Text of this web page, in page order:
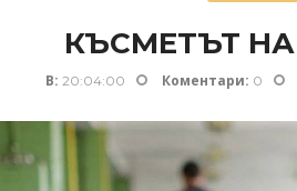
КЪСМЕТЪТ
В: 20:04:00 Коментари: 0